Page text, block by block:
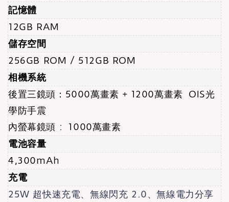
記憶體
12GB RAM
儲存空間
256GB ROM / 512GB ROM
相機系統
後置三鏡頭： 5000萬畫素 + 1200萬畫素 OIS光
學防手震
內螢幕鏡頭 : 1000萬畫素
電池容量
4,300mAh
充電
25W 超快速充電、無線閃充 2.0、無線電力分享